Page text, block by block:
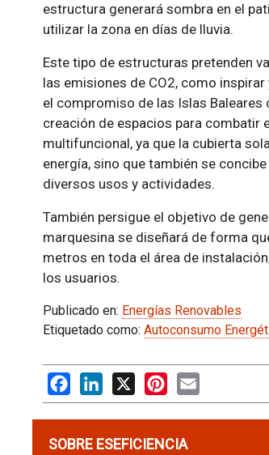
estructura generará sombra en el
utilizar la zona en días de lluvia.
Este tipo de estructuras pretenden
las emisiones de CO2, como
el compromiso de las Islas
creación de espacios para combatir
multifuncional, ya que la cubierta
energía, sino que también se
diversos usos y actividades.
También persigue el objetivo de
marquesina se diseñará de forma
metros en toda el área de
los usuarios.
Publicado en: Energías Renovables
Etiquetado como: Autoconsumo
FacebookLinkedIn
X PinterestEmail
SOBRE ESEFICIENCIA